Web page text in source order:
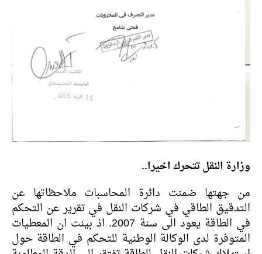
وزارة النقل تتحرك اخيرا..
من جهتها ضمنت دائرة المحاسبات ملاحظاتها عن
التدقيق الطاقي في شركات النقل في تقرير عن التحكم
في الطاقة يعود الى سنة 2007. اذ بينت ان المعطيات
المتوفرة لدى الوكالة الوطنية للتحكم في الطاقة حول